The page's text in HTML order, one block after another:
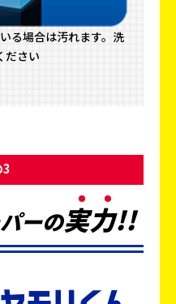
る場合は汚れます。洗
ださい
3
ーの実力!!